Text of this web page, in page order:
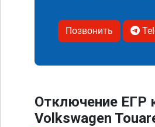
Позвонить
Отключение ЕГР
Volkswagen